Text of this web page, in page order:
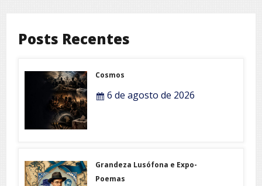
Posts Recentes
Cosmos
6 de agosto de 2026
Grandeza Lusófona e Expo-
Poemas